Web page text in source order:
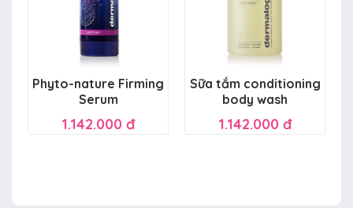
Phyto-nature Firming
Serum
1.142.000 đ
Sữa tắm conditioning
body wash
1.142.000 đ